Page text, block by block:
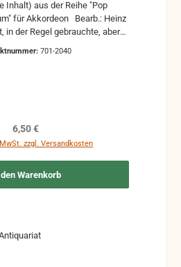
Es können Gebrauchsspuren
701-2040
Regulärer Preis:
6,50 €
zzgl. Versandkosten
Warenkorb